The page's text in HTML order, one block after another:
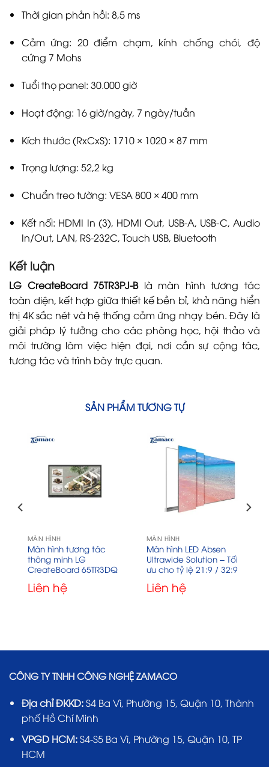
Thời gian phản hồi: 8,5 ms
Cảm ứng: 20 điểm chạm, kính chống chói, độ
cứng 7 Mohs
Tuổi thọ panel: 30.000 giờ
Hoạt động: 16 giờ/ngày, 7 ngày/tuần
Kích thước (RxCxS): 1710 × 1020 × 87 mm
Trọng lượng: 52,2 kg
Chuẩn treo tường: VESA 800 × 400 mm
Kết nối: HDMI In (3), HDMI Out, USB-A, USB-C, Audio
In/Out, LAN, RS-232C, Touch USB, Bluetooth
Kết luận
LG CreateBoard 75TR3PJ-Blà màn hình tương tác
toàn diện, kết hợp giữa thiết kế bền bỉ, khả năng hiển
thị 4K sắc nét và hệ thống cảm ứng nhạy bén. Đây là
giải pháp lý tưởng cho các phòng học, hội thảo và
môi trường làm việc hiện đại, nơi cần sự cộng tác,
tương tác và trình bày trực quan.
SẢN PHẨM TƯƠNG TỰ
MÀN HÌNH
Màn hình tương tác
thông minh LG
CreateBoard 65TR3DQ
Liên hệ
MÀN HÌNH
Màn hình LED Absen
Ultrawide Solution – Tối
ưu cho tỷ lệ 21:9 / 32:9
Liên hệ
CÔNG TY TNHH CÔNG NGHỆ ZAMACO
Địa chỉ ĐKKD:S4 Ba Vì, Phường 15, Quận 10, Thành
phố Hồ Chí Minh
VPGD HCM:S4-S5 Ba Vì, Phường 15, Quận 10, TP
HCM